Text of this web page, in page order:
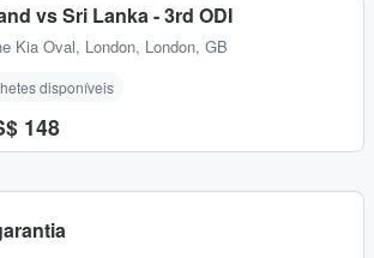
vs Sri Lanka - 3rd ODI
Kia Oval, London, London, GB
disponíveis
148